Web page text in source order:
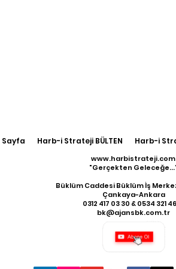
Sayfa Harb-i Strateji BÜLTEN Harb-i
www.harbistrateji.com
"Gerçekten
Büklüm Caddesi Büklüm İş
Çankaya-Ankara
0312 417 03 30 & 0534 321
bk@ajansbk.com.tr